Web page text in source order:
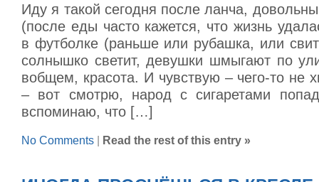
Иду я такой сегодня после ланча,
(после еды часто кажется, что жизнь
в футболке (раньше или рубашка, или
солнышко светит, девушки шмыгают по
вобщем, красота. И чувствую – чего-то не
– вот смотрю, народ с сигаретами
вспоминаю, что […]
No Comments Read the rest of this entry »